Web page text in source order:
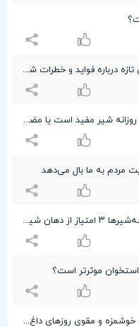
بالاخره هر روز شیر بخوریم یا نه؟ یافته‌های تازه درباره فواید و خطرات شیر
بالاخره هر روز شیر بخوریم یا نه ؟ | مصرف روزانه شیر مفید است یا مضر؟
مردم به ما بال می‌دهد
انگلیس ۴ - کرواسی ۲/ جذاب و ماندگار؛ سه‌شیرها ۳ امتیاز از دهان شیر درآوردند!
موثرتر است؟
فراپه طالبی با بیسکوییت؛ نوشیدنی خاص، خوشمزه و مقوی روزهای داغ تابستان